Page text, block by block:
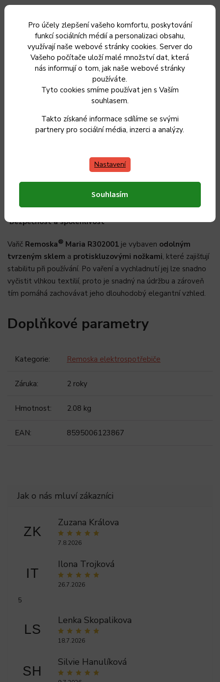
Pro účely zlepšení vašeho komfortu, poskytování
funkcí sociálních médií a personalizaci obsahu,
využívají naše webové stránky cookies. Server do
Vašeho počítače uloží malé množství dat, která
nás informují o tom, jak naše webové stránky
používáte.
Tyto cookies smíme používat jen s Vaším
souhlasem.
Takto získané informace sdílíme se svými
partnery pro sociální média, inzerci a analýzy.
Nastavení
Souhlasím
®
plotýnkou o průměru 28 cm s vysokým příkonem 2 000 W.
Díky vysokému výkonu zajistí rychlé a efektivní
vaření. Vařič Remoska® Maria R302001 zvládá různé
tepelné úpravy jídel – od intenzivního restování po jemné a
šetrné ohřívání. Je plně kompatibilní se všemi typy
varného
což z něj činí univerzálního pomocníka pro každou
Jednoduché ovládání
knoflíku s dobře čitelným displejem, kterým lze snadno regulovat
rozmezí od 1 do 99 minut, čímž poskytuje uživatelům přesnou
Bezpečnost a spolehlivost
Vařič Remoska® Maria R302001 je vybaven odolným
tvrzeným sklem a protiskluzovými nožkami, které zajišťují
stabilitu při používání. Po vaření a vychladnutí jej lze snadno
vyčistit vlhkou textilií, proto je snadný na údržbu a zároveň
tím pomáhá zachovávat jeho dlouhodobý elegantní vzhled.
Doplňkové parametry
Kategorie: Remoska elektrospotřebiče
Záruka: 2 roky
Hmotnost: 2.08 kg
EAN: 8595006123867
ZK
Zuzana Králova
7.8.2026
IT
Ilona Trojková
26.7.2026
5
LS
Lenka Skopalikova
18.7.2026
SH
Silvie Hanulíková